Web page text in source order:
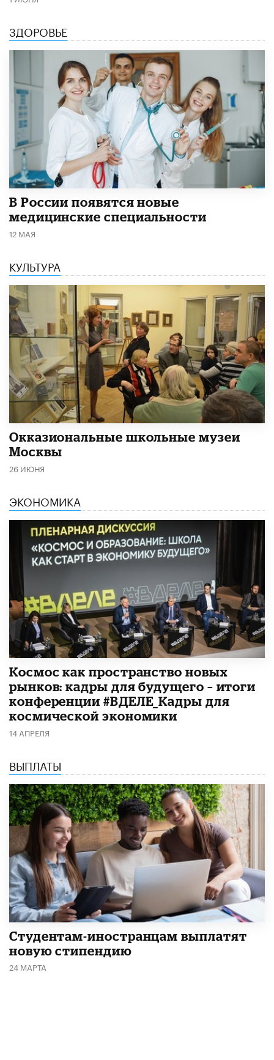
ЗДОРОВЬЕ
В России появятся новые
медицинские специальности
12 МАЯ
КУЛЬТУРА
​Окказиональные школьные музеи
Москвы
26 ИЮНЯ
ЭКОНОМИКА
Космос как пространство новых
рынков: кадры для будущего – итоги
конференции #ВДЕЛЕ_Кадры для
космической экономики
14 АПРЕЛЯ
ВЫПЛАТЫ
Студентам-иностранцам выплатят
новую стипендию
24 МАРТА